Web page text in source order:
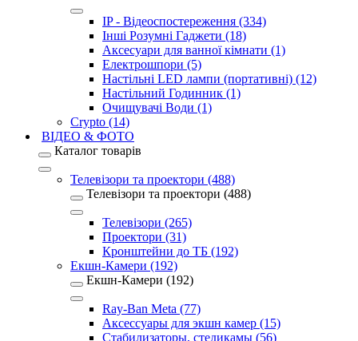
IP - Відеоспостереження (334)
Інші Розумні Гаджети (18)
Аксесуари для ванної кімнати (1)
Електрошпори (5)
Настільні LED лампи (портативні) (12)
Настільний Годинник (1)
Очищувачі Води (1)
Crypto (14)
ВІДЕО & ФОТО
Каталог товарів
Телевізори та проектори (488)
Телевізори та проектори (488)
Телевізори (265)
Проектори (31)
Кронштейни до ТБ (192)
Екшн-Камери (192)
Екшн-Камери (192)
Ray-Ban Meta (77)
Аксессуары для экшн камер (15)
Стабилизаторы, стедикамы (56)